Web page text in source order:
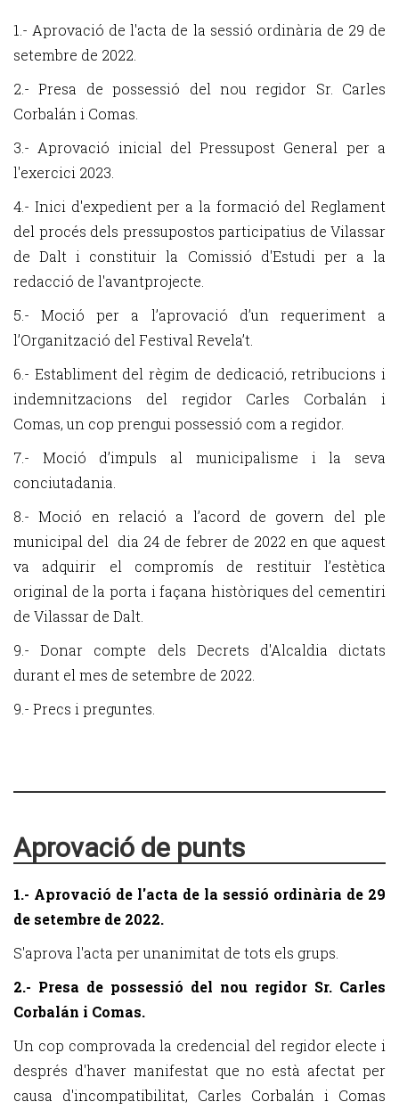
1.- Aprovació de l'acta de la sessió ordinària de 29 de
setembre de 2022.
2.- Presa de possessió del nou regidor Sr. Carles
Corbalán i Comas.
3.- Aprovació inicial del Pressupost General per a
l'exercici 2023.
4.- Inici d'expedient per a la formació del Reglament
del procés dels pressupostos participatius de Vilassar
de Dalt i constituir la Comissió d'Estudi per a la
redacció de l'avantprojecte.
5.- Moció per a l’aprovació d’un requeriment a
l’Organització del Festival Revela’t.
6.- Establiment del règim de dedicació, retribucions i
indemnitzacions del regidor Carles Corbalán i
Comas, un cop prengui possessió com a regidor.
7.- Moció d’impuls al municipalisme i la seva
conciutadania.
8.- Moció en relació a l’acord de govern del ple
municipal del dia 24 de febrer de 2022 en que aquest
va adquirir el compromís de restituir l’estètica
original de la porta i façana històriques del cementiri
de Vilassar de Dalt.
9.- Donar compte dels Decrets d'Alcaldia dictats
durant el mes de setembre de 2022.
9.- Precs i preguntes.
Aprovació de punts
1.- Aprovació de l'acta de la sessió ordinària de 29
de setembre de 2022.
S'aprova l'acta per unanimitat de tots els grups.
2.- Presa de possessió del nou regidor Sr. Carles
Corbalán i Comas.
Un cop comprovada la credencial del regidor electe i
després d'haver manifestat que no està afectat per
causa d'incompatibilitat, Carles Corbalán i Comas